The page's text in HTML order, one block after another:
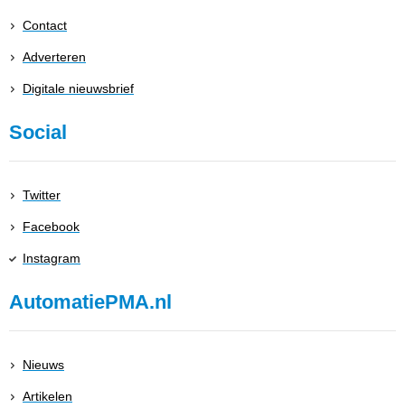
Contact
Adverteren
Digitale nieuwsbrief
Social
Twitter
Facebook
Instagram
AutomatiePMA.nl
Nieuws
Artikelen